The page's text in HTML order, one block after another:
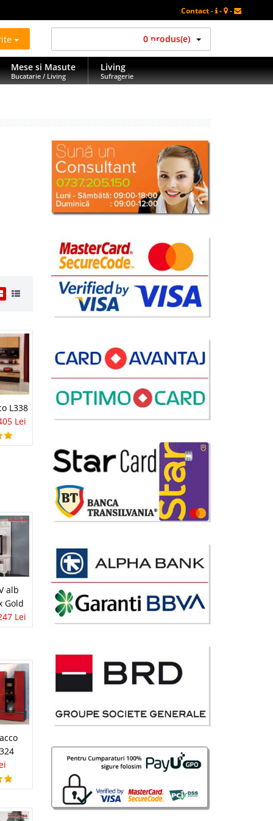
Contact - - -
0 produs(e)
Mese si Masute
Bucatarie / Living
Living
Sufragerie
Lei
Lei
L338
Lei
alb
Gold
Lei